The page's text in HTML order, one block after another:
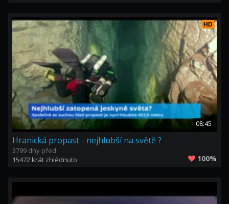
HD
08:45
Hranická propast - nejhlubší na světě ?
3799 dny před
15472 krát zhlédnuto
100%